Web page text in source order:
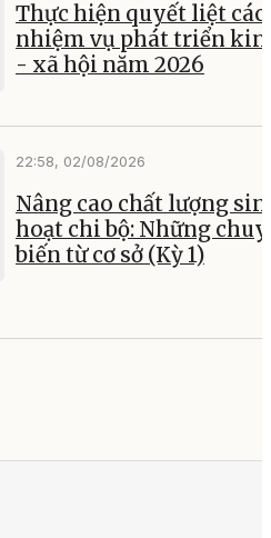
Thực hiện quyết liệt các
nhiệm vụ phát triển
- xã hội năm 2026
22:58, 02/08/2026
Nâng cao chất lượng
hoạt chi bộ: Những
biến từ cơ sở (Kỳ 1)